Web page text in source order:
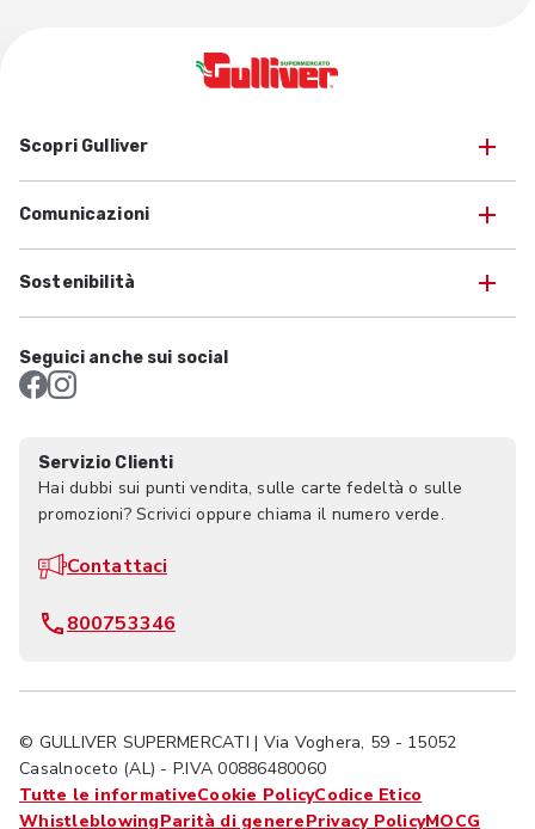
Scopri Gulliver
Comunicazioni
Sostenibilità
Seguici anche sui social
Servizio Clienti
Hai dubbi sui punti vendita, sulle carte fedeltà o sulle
promozioni? Scrivici oppure chiama il numero verde.
Contattaci
800753346
© GULLIVER SUPERMERCATI | Via Voghera, 59 - 15052
Casalnoceto (AL) - P.IVA 00886480060
Tutte le informativeCookie PolicyCodice Etico
WhistleblowingParità di generePrivacy PolicyMOCG